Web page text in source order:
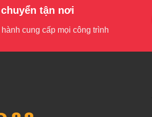
tận nơi
cung cấp mọi công trình